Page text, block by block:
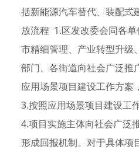
括新能源汽车替代、装配
放流程 1.区发改委会同各
市精细管理、产业转型升
部门、各街道向社会广泛推
应用场景项目建设工作方
3.按照应用场景项目建设工
4.项目实施主体向社会广泛
形成回报机制。对于具体项